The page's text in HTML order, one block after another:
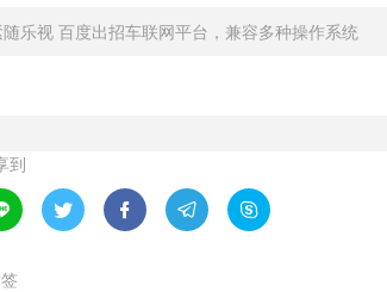
随乐视 百度出招车联网平台，兼容多种操作系统
到
   